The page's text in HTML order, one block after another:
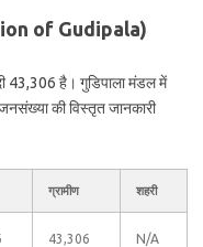
of Gudipala)
43,306 है। गुडिपाला मंडल में
की विस्तृत जानकारी
ग्रामीण शहरी
43,306 N/A